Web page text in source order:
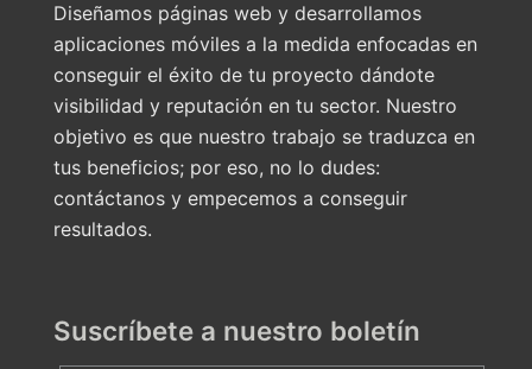
Diseñamos páginas web y desarrollamos
aplicaciones móviles a la medida enfocadas en
conseguir el éxito de tu proyecto dándote
visibilidad y reputación en tu sector. Nuestro
objetivo es que nuestro trabajo se traduzca en
tus beneficios; por eso, no lo dudes:
contáctanos y empecemos a conseguir
resultados.
Suscríbete a nuestro boletín